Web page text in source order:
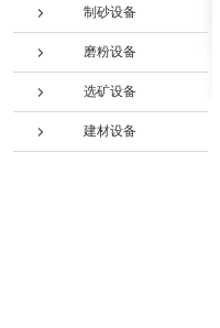
制砂设备
磨粉设备
选矿设备
建材设备